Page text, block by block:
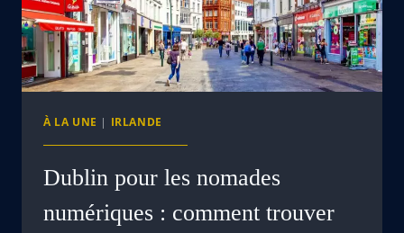
À LA UNE | IRLANDE
Dublin pour les nomades
numériques : comment trouver